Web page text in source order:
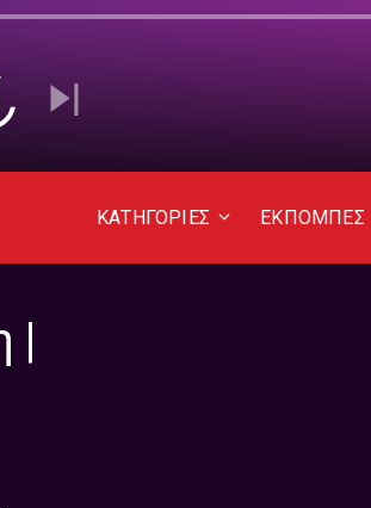
ΚΑΤΗΓΟΡΙΕΣ ΕΚΠΟΜΠΕΣ
|